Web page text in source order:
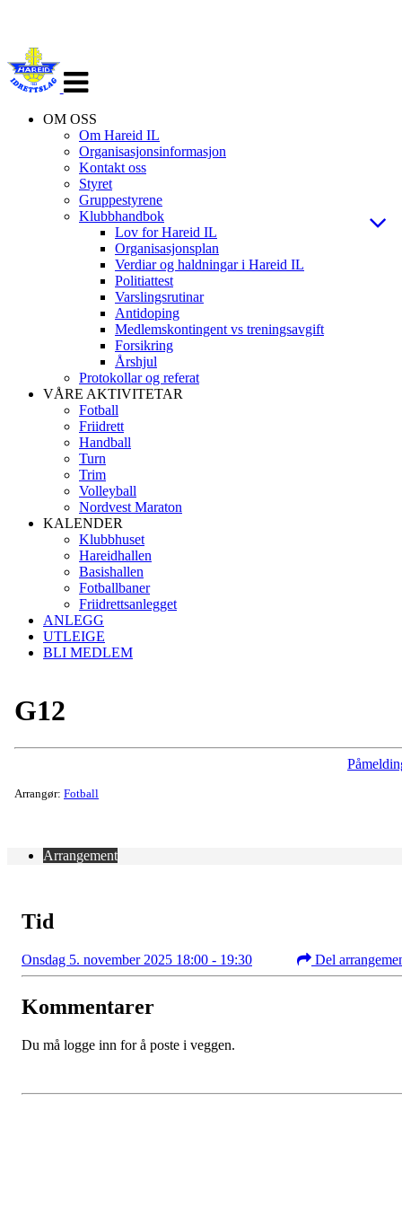
navigasjon
OM OSS
Om Hareid IL
Organisasjonsinformasjon
Kontakt oss
Styret
Gruppestyrene
Klubbhandbok
Lov for Hareid IL
Organisasjonsplan
Verdiar og haldningar i Hareid IL
Politiattest
Varslingsrutinar
Antidoping
Medlemskontingent vs treningsavgift
Forsikring
Årshjul
Protokollar og referat
VÅRE AKTIVITETAR
Fotball
Friidrett
Handball
Turn
Trim
Volleyball
Nordvest Maraton
KALENDER
Klubbhuset
Hareidhallen
Basishallen
Fotballbaner
Friidrettsanlegget
ANLEGG
UTLEIGE
BLI MEDLEM
G12
Arrangør: Fotball
Arrangement
Tid
Onsdag 5. november 2025 18:00 - 19:30 Del
Kommentarer
Du må logge inn for å poste i veggen.